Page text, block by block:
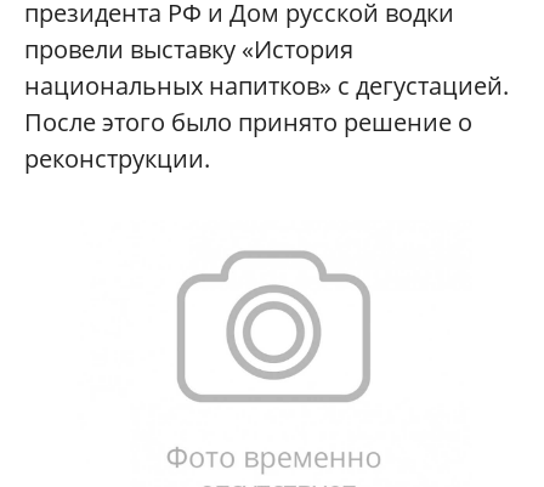
президента РФ и Дом русской водки
провели выставку «История
национальных напитков» с дегустацией.
После этого было принято решение о
реконструкции.